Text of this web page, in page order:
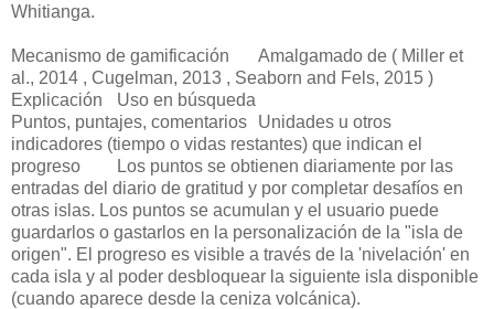
Whitianga.
Mecanismo de gamificación
Amalgamado de ( Miller et
al., 2014 , Cugelman, 2013 , Seaborn and Fels, 2015 )
Explicación
Uso en búsqueda
Puntos, puntajes, comentarios
Unidades u otros
indicadores (tiempo o vidas restantes) que indican el
progreso
Los puntos se obtienen diariamente por las
entradas del diario de gratitud y por completar desafíos en
otras islas. Los puntos se acumulan y el usuario puede
guardarlos o gastarlos en la personalización de la "isla de
origen". El progreso es visible a través de la 'nivelación' en
cada isla y al poder desbloquear la siguiente isla disponible
(cuando aparece desde la ceniza volcánica).